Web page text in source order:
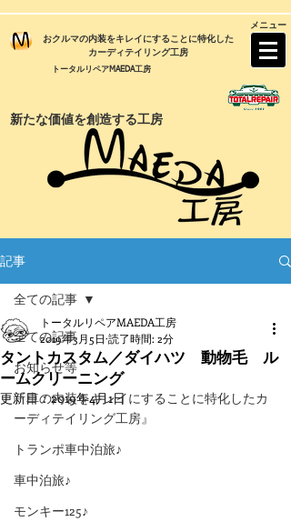
メニュー
おクルマの内装をキレイにすることに特化した
カーディテイリング工房
トータルリペアMAEDA工房
新たな価値を創造する工房
記事
全ての記事
お知らせ等
『車の内装をキレイにすることに特化したカ
ーディテイリング工房』
トランポ車中泊旅♪
車中泊旅♪
モンキー125♪
全ての記事
タントカスタム／ダイハツ 動物毛 ル
ームクリーニング
トータルリペアMAEDA工房
2019年3月5日 読了時間: 2分
更新日：2019年4月1日